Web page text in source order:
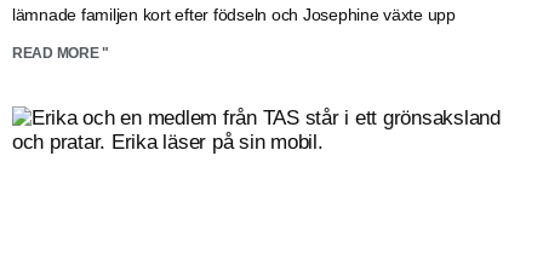
lämnade familjen kort efter födseln och Josephine växte upp
READ MORE "